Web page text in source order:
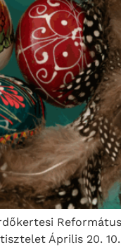
Református
Április 20.